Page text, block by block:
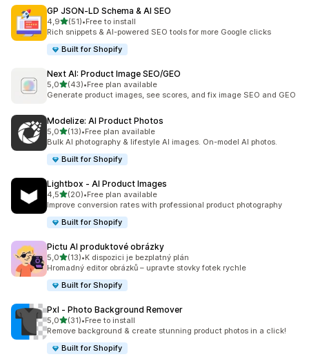
GP JSON‑LD Schema & AI SEO
4,9z 5 hvězd
(51)
Celkový počet recenzí: 51
•Free to install
Rich snippets & AI-powered SEO tools for more Google clicks
Built for Shopify
Next AI: Product Image SEO/GEO
5,0z 5 hvězd
(43)
Celkový počet recenzí: 43
•Free plan available
Generate product images, see scores, and fix image SEO and GEO
Modelize: AI Product Photos
5,0z 5 hvězd
(13)
Celkový počet recenzí: 13
•Free plan available
Bulk AI photography & lifestyle AI images. On-model AI photos.
Built for Shopify
Lightbox ‑ AI Product Images
4,5z 5 hvězd
(20)
Celkový počet recenzí: 20
•Free plan available
Improve conversion rates with professional product photography
Built for Shopify
Pictu AI produktové obrázky
5,0z 5 hvězd
(13)
Celkový počet recenzí: 13
•K dispozici je bezplatný plán
Hromadný editor obrázků – upravte stovky fotek rychle
Built for Shopify
Pxl ‑ Photo Background Remover
5,0z 5 hvězd
(31)
Celkový počet recenzí: 31
•Free to install
Remove background & create stunning product photos in a click!
Built for Shopify